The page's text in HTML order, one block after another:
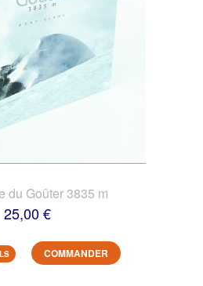
du Goûter 3835 m
25,00 €
COMMANDER